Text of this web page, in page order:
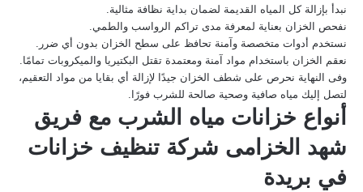
نبدأ بإزالة كل المياه القديمة لضمان بداية نظافة مثالية.
نفحص الخزان بعناية لمعرفة مدى تراكم الرواسب والطمي.
نستخدم أدوات متخصصة وآمنة تحافظ على سطح الخزان بدون أي ضرر.
نعقم الخزان باستخدام مواد آمنة ومعتمدة تقتل البكتيريا والميكروبات تمامًا.
وفى النهاية نحرص على شطف الخزان جيدًا لإزالة أي بقايا من مواد التعقيم،
لتصل إليك مياه صافية وصحية صالحة للشرب فورًا.
أنواع خزانات مياه الشرب مع فريق
شهد الخزامى شركة تنظيف خزانات
في بريدة